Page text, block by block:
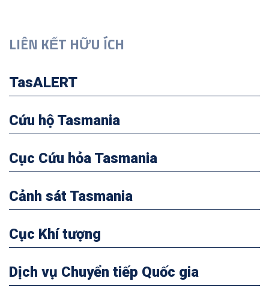
LIÊN KẾT HỮU ÍCH
TasALERT
Cứu hộ Tasmania
Cục Cứu hỏa Tasmania
Cảnh sát Tasmania
Cục Khí tượng
Dịch vụ Chuyển tiếp Quốc gia